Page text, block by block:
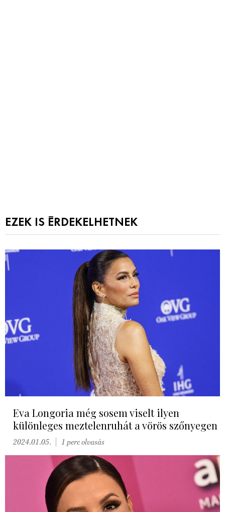
EZEK IS ÉRDEKELHETNEK
Eva Longoria még sosem viselt ilyen
különleges meztelenruhát a vörös szőnyegen
2024.01.05. 1 perc olvasás